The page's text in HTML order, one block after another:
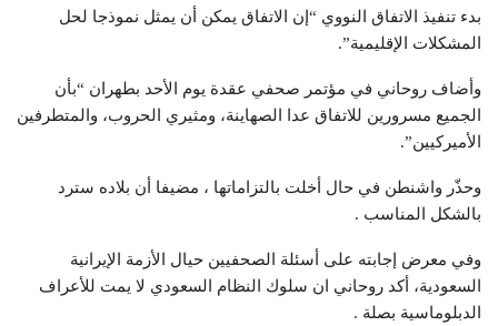
بدء تنفيذ الاتفاق النووي “إن الاتفاق يمكن أن يمثل نموذجا لحل
المشكلات الإقليمية”.
وأضاف روحاني في مؤتمر صحفي عقدة يوم الأحد بطهران “بأن
الجميع مسرورين للاتفاق عدا الصهاينة، ومثيري الحروب، والمتطرفين
الأميركيين”.
وحذّر واشنطن في حال أخلت بالتزاماتها ، مضيفا أن بلاده سترد
بالشكل المناسب .
وفي معرض إجابته على أسئلة الصحفيين حيال الأزمة الإيرانية
السعودية، أكد روحاني ان سلوك النظام السعودي لا يمت للأعراف
الدبلوماسية بصلة .